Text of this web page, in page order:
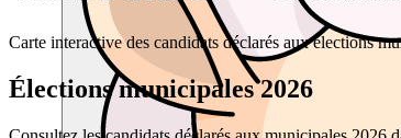
Carte interactive des candidats déclarés aux élections
Élections municipales 2026